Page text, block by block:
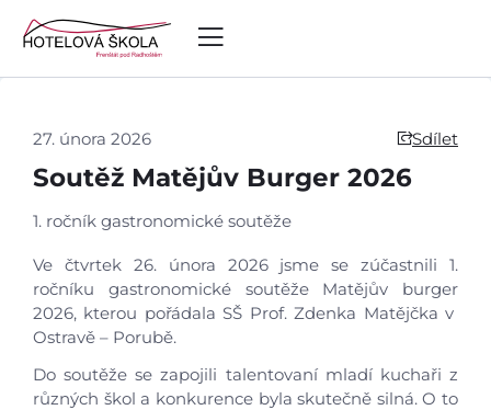
27. února 2026 Sdílet
Soutěž Matějův Burger 2026
1. ročník gastronomické soutěže
Ve čtvrtek 26. února 2026 jsme se zúčastnili 1.
ročníku gastronomické soutěže Matějův burger
2026, kterou pořádala SŠ Prof. Zdenka Matějčka v
Ostravě – Porubě.
Do soutěže se zapojili talentovaní mladí kuchaři z
různých škol a konkurence byla skutečně silná. O to